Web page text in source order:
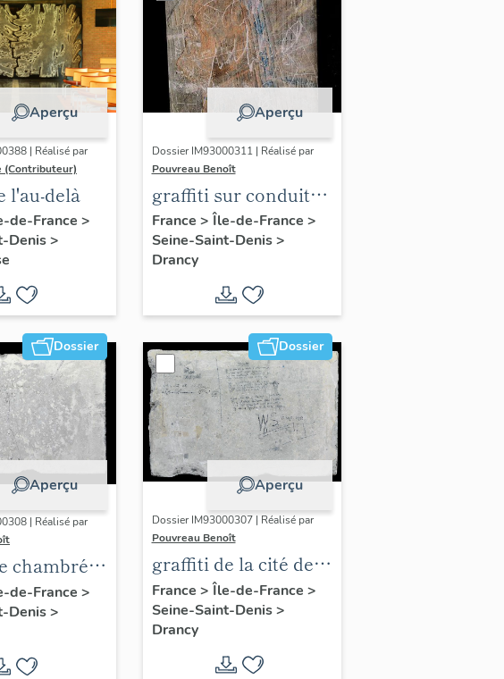
Aperçu
| Réalisé par
(Contributeur)
l'au-delà
de-France >
Denis>
Aperçu
Dossier IM93000311 | Réalisé par
Pouvreau Benoît
graffiti sur conduit
de cheminée
France > Île-de-France >
Seine-Saint-Denis>
Drancy
Dossier
Aperçu
| Réalisé par
chambrée
de plâtre
de-France >
Denis>
Dossier
Aperçu
Dossier IM93000307 | Réalisé par
Pouvreau Benoît
graffiti de la cité de
la Muette, dite aussi
camp de Drancy
France > Île-de-France >
Seine-Saint-Denis>
Drancy